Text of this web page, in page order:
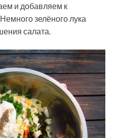
и добавляем к
зелёного лука
салата.